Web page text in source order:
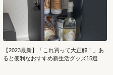
【2023最新】「これ買って大正解！」あ
ると便利なおすすめ新生活グッズ15選